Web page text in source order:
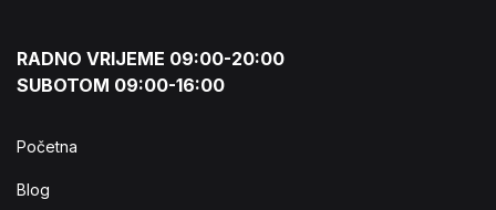
RADNO VRIJEME 09:00-20:00
SUBOTOM 09:00-16:00
Početna
Blog